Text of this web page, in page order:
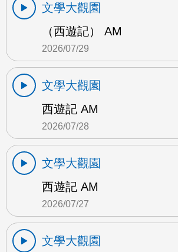
文學大觀園
（西遊記） AM
2026/07/29
文學大觀園
西遊記 AM
2026/07/28
文學大觀園
西遊記 AM
2026/07/27
文學大觀園